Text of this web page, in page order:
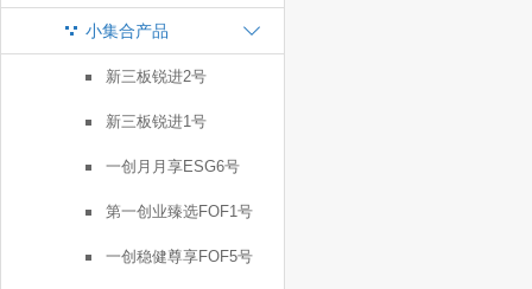
小集合产品
新三板锐进2号
新三板锐进1号
一创月月享ESG6号
第一创业臻选FOF1号
一创稳健尊享FOF5号